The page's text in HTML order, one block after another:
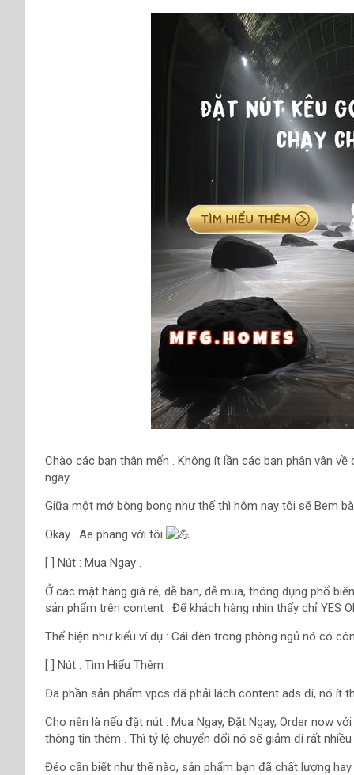
Chào các bạn thân mến . Không ít lần các bạn phân vân
ngay .
Giữa một mớ bòng bong như thế thì hôm nay tôi sẽ Bem
Okay . Ae phang với tôi
[ ] Nút : Mua Ngay .
Ở các mặt hàng giá rẻ, dễ bán, dễ mua, thông dụng phổ
sản phẩm trên content . Để khách hàng nhìn thấy chỉ YES
Thể hiện như kiểu ví dụ : Cái đèn trong phòng ngủ nó có
[ ] Nút : Tìm Hiểu Thêm .
Đa phần sản phẩm vpcs đã phải lách content ads đi, nó ít
Cho nên là nếu đặt nút : Mua Ngay, Đặt Ngay, Order now
thông tin thêm . Thì tỷ lệ chuyển đổi nó sẽ giảm đi rất nhiều
Đéo cần biết như thế nào, sản phẩm bạn đã chất lượng